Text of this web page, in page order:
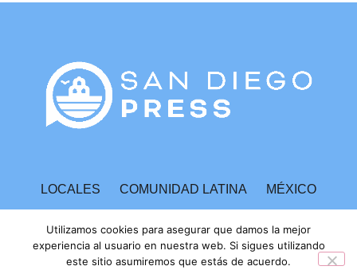
LOCALES COMUNIDAD LATINA MÉXICO
ESPECTÁCULOS TECNOLOGÍA ECONOMÍA
INVESTIGACIONES
Utilizamos cookies para asegurar que damos la mejor
experiencia al usuario en nuestra web. Si sigues utilizando
este sitio asumiremos que estás de acuerdo.